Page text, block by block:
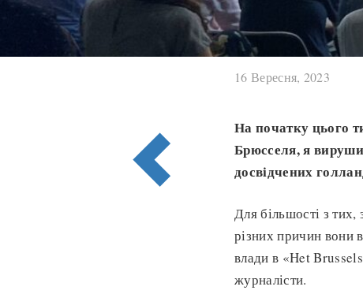
16 Вересня, 2023
На початку цього
Брюсселя, я
досвідчених
Для більшості з
різних причин вони
влади в «Het
журналісти.